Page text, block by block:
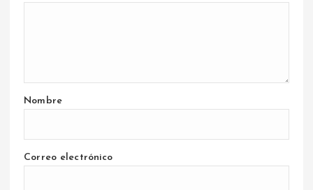
Nombre
Correo electrónico